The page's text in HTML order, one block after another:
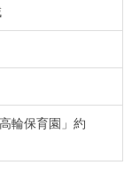
輪保育園」約